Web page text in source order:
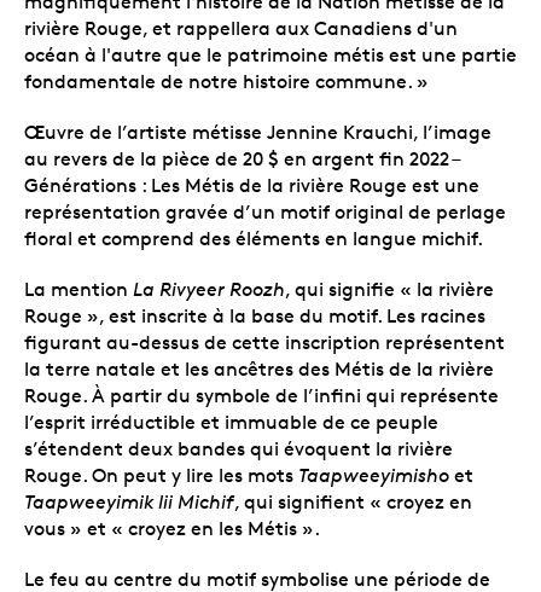
rivière Rouge, et rappellera aux Canadiens d'un
océan à l'autre que le patrimoine métis est une partie
fondamentale de notre histoire commune. »
Œuvre de l’artiste métisse Jennine Krauchi, l’image
au revers de la pièce de 20 $ en argent fin 2022 –
Générations : Les Métis de la rivière Rouge est une
représentation gravée d’un motif original de perlage
floral et comprend des éléments en langue michif.
La mention La Rivyeer Roozh, qui signifie « la rivière
Rouge », est inscrite à la base du motif. Les racines
figurant au-dessus de cette inscription représentent
la terre natale et les ancêtres des Métis de la rivière
Rouge. À partir du symbole de l’infini qui représente
l’esprit irréductible et immuable de ce peuple
s’étendent deux bandes qui évoquent la rivière
Rouge. On peut y lire les mots Taapweeyimisho et
Taapweeyimik lii Michif, qui signifient « croyez en
vous » et « croyez en les Métis ».
Le feu au centre du motif symbolise une période de